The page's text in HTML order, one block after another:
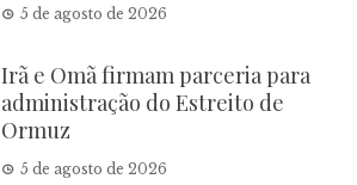
5 de agosto de 2026
Irã e Omã firmam parceria para
administração do Estreito de
Ormuz
5 de agosto de 2026